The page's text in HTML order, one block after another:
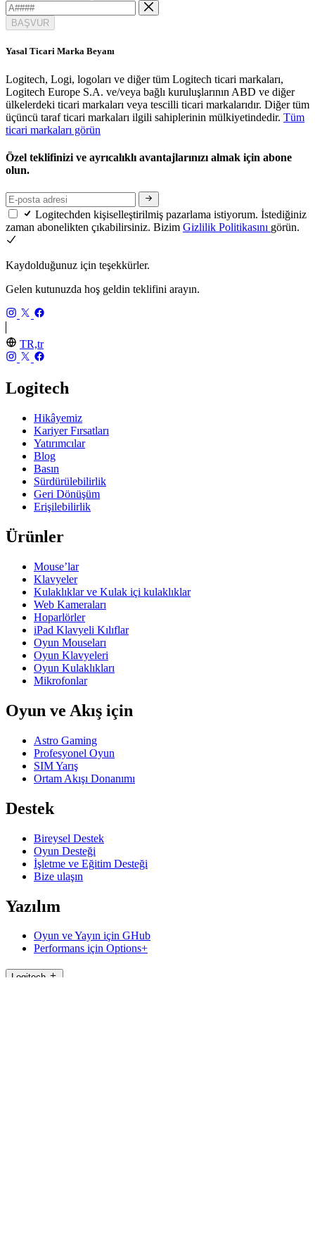
BAŞVUR
Yasal Ticari Marka Beyanı
Logitech, Logi, logoları ve diğer tüm Logitech ticari markaları,
Logitech Europe S.A. ve/veya bağlı kuruluşlarının ABD ve diğer
ülkelerdeki ticari markaları veya tescilli ticari markalarıdır. Diğer tüm
üçüncü taraf ticari markaları ilgili sahiplerinin mülkiyetindedir. Tüm
ticari markaları görün
Özel teklifinizi ve ayrıcalıklı avantajlarınızı almak için abone
olun.
Logitechden kişiselleştirilmiş pazarlama istiyorum. İstediğiniz
zaman abonelikten çıkabilirsiniz. Bizim Gizlilik Politikasını görün.
Kaydolduğunuz için teşekkürler.
Gelen kutunuzda hoş geldin teklifini arayın.
TR,tr
Logitech
Hikâyemiz
Kariyer Fırsatları
Yatırımcılar
Blog
Basın
Sürdürülebilirlik
Geri Dönüşüm
Erişilebilirlik
Ürünler
Mouse’lar
Klavyeler
Kulaklıklar ve Kulak içi kulaklıklar
Web Kameraları
Hoparlörler
iPad Klavyeli Kılıflar
Oyun Mouseları
Oyun Klavyeleri
Oyun Kulaklıkları
Mikrofonlar
Oyun ve Akış için
Astro Gaming
Profesyonel Oyun
SIM Yarış
Ortam Akışı Donanımı
Destek
Bireysel Destek
Oyun Desteği
İşletme ve Eğitim Desteği
Bize ulaşın
Yazılım
Oyun ve Yayın için GHub
Performans için Options+
Logitech